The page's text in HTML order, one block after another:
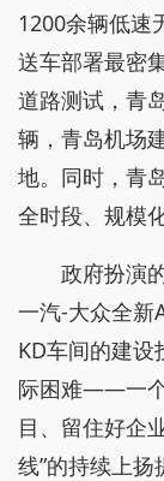
1200余辆低速
送车部署最密
道路测试，青
辆，青岛机场
地。同时，青
全时段、规模
政府扮演
一汽-大众全新
KD车间的建设
际困难——一个
目、留住好企
线”的持续上扬